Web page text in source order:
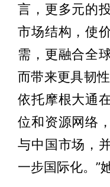
言，更多元的
市场结构，使
需，更融合全
而带来更具韧
依托摩根大通
位和资源网络
与中国市场，
一步国际化。”